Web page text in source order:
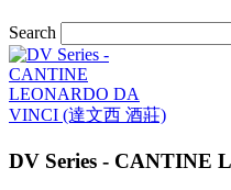
Search
DV Series - CANTINE